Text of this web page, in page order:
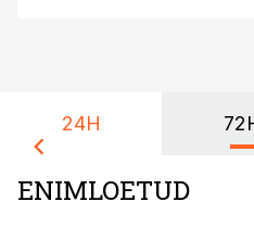
24H
ENIMLOETUD